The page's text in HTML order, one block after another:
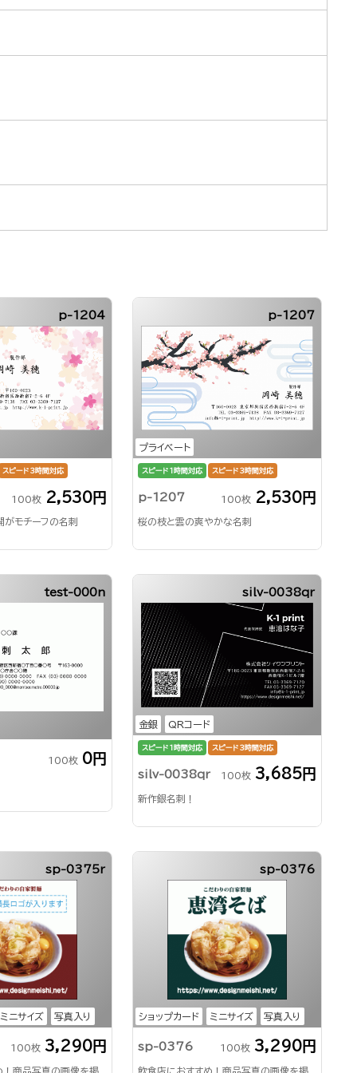
p-1204
スピード3時間対応
100枚 2,530円
モチーフの名刺
プライベート
p-1207
スピード1時間対応 スピード3時間対応
p-1207 100枚 2,530円
桜の枝と雲の爽やかな名刺
test-000n
100枚 0円
金銀 QRコード
silv-0038qr
スピード1時間対応 スピード3時間対応
silv-0038qr 100枚 3,685円
新作銀名刺！
ミニサイズ 写真入り
sp-0375r
100枚 3,290円
！商品写真の画像を掲
ショップカード ミニサイズ 写真入り
sp-0376
sp-0376 100枚 3,290円
飲食店におすすめ！商品写真の画像を掲